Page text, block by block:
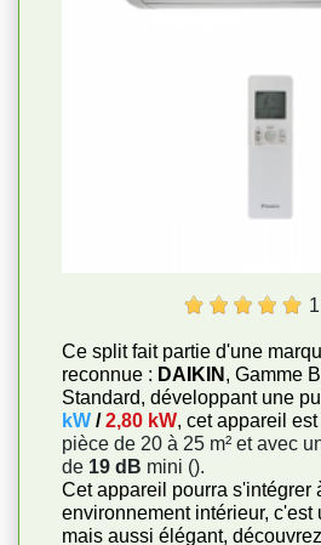
Ce split fait partie d'une
reconnue : DAIKIN , Gamme
Standard, développant une
kW /2,80 kW, cet appareil
pièce de 20 à 25 m² et avec
de 19 dB mini ().
Cet appareil pourra s'intégrer
environnement intérieur, c'est
mais aussi élégant,